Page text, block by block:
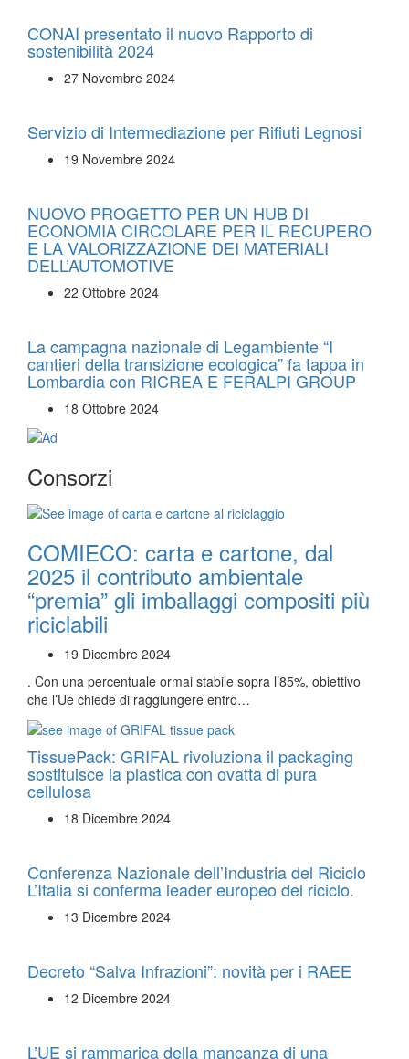
CONAI presentato il nuovo Rapporto di
sostenibilità 2024
27 Novembre 2024
Servizio di Intermediazione per Rifiuti Legnosi
19 Novembre 2024
NUOVO PROGETTO PER UN HUB DI
ECONOMIA CIRCOLARE PER IL RECUPERO
E LA VALORIZZAZIONE DEI MATERIALI
DELL’AUTOMOTIVE
22 Ottobre 2024
La campagna nazionale di Legambiente “I
cantieri della transizione ecologica” fa tappa in
Lombardia con RICREA E FERALPI GROUP
18 Ottobre 2024
Consorzi
COMIECO: carta e cartone, dal
2025 il contributo ambientale
“premia” gli imballaggi compositi più
riciclabili
19 Dicembre 2024
. Con una percentuale ormai stabile sopra l’85%, obiettivo
che l’Ue chiede di raggiungere entro…
TissuePack: GRIFAL rivoluziona il packaging
sostituisce la plastica con ovatta di pura
cellulosa
18 Dicembre 2024
Conferenza Nazionale dell’Industria del Riciclo
L’Italia si conferma leader europeo del riciclo.
13 Dicembre 2024
Decreto “Salva Infrazioni”: novità per i RAEE
12 Dicembre 2024
L’UE si rammarica della mancanza di una